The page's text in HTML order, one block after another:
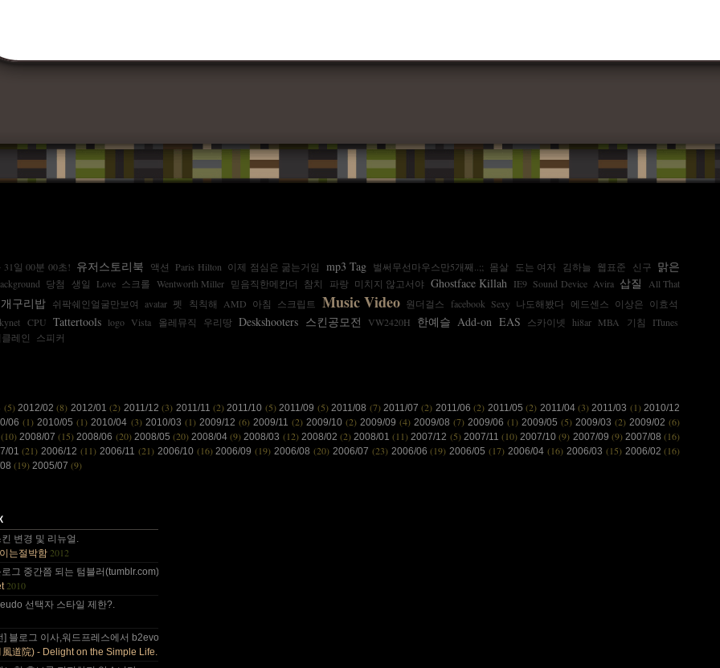
31일 00분 00초! 유저스토리북 액션 Paris Hilton 이제 점심은 굶는거임 mp3 Tag 벌써무선마우스만5개째..;; 몸살 도는 여자 김하늘 웹표준 신구 맑은
당첨 생일 Love 스크롤 Wentworth Miller 믿음직한메칸더 참치 파랑 미치지 않고서야 Ghostface Killah IE9 Sound Device Avira 삽질 All That
개구리밥 쉬팍쉐인얼굴만보여 avatar 펫 칙칙해 AMD 아침 스크립트 Music Video 원더걸스 facebook Sexy 나도해봤다 에드센스 이상은 이효석
CPU Tattertools logo Vista 올레뮤직 우리땅 Deskshooters 스킨공모전 VW2420H 한예슬 Add-on EAS 스카이넷 hi8ar MBA 기침
ITunes
레인
스피커
(5) 2012/02(8) 2012/01(2) 2011/12(3) 2011/11(2) 2011/10 (5) 2011/09 (5) 2011/08 (7) 2011/07(2) 2011/06(2) 2011/05(2) 2011/04 (3) 2011/03 (1) 2010/12
06(1) 2010/05(1) 2010/04 (3) 2010/03 (1) 2009/12 (6) 2009/11 (2) 2009/10 (2) 2009/09 (4) 2009/08 (7) 2009/06 (1) 2009/05 (5) 2009/03(2) 2009/02(6)
(10) 2008/07(15) 2008/06 (20) 2008/05 (20) 2008/04(9) 2008/03 (12) 2008/02 (2) 2008/01(11) 2007/12 (5) 2007/11 (10) 2007/10(9) 2007/09 (9) 2007/08(16)
01(21) 2006/12(11) 2006/11 (21) 2006/10 (16) 2006/09(19) 2006/08(20) 2006/07 (23) 2006/06(19) 2006/05(17) 2006/04 (16) 2006/03 (15) 2006/02(16)
(19) 2005/07 (9)
감사합니다~~.
올림픽도 4년에 한번은 열리는....
음부턴 이런데 돈 들어갈일....
나이가 드는건가;; 예전엔 ....
변경 및 리뉴얼.
는절박함 2012
그 중간쯤 되는 텀블러(tumblr.com)와 쿠(kooo.net).
2010
선택자 스타일 제한?.
] 블로그 이사,워드프레스에서 b2evo로 블로그 엔진 변경..
風道院) - Delight on the Simple Life.